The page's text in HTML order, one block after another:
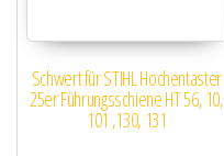
Schwert für STIHL Hochentaster
25er Führungsschiene HT 56, 10,
101 ,130, 131